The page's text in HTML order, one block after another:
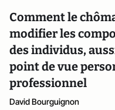
Comment le
modifier les
des individus,
point de vue
professionnel
David Bourguignon